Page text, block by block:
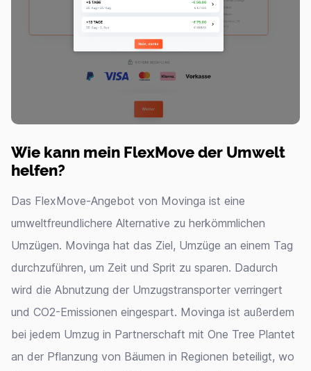
Wie kann mein FlexMove der Umwelt
helfen?
Das FlexMove-Angebot von Movinga ist eine
umweltfreundlichere Alternative zu herkömmlichen
Umzügen. Movinga hat das Ziel, Umzüge an einem Tag
durchzuführen, um Zeit und Sprit zu sparen. Dadurch
wird die Abnutzung der Umzugstransporter verringert
und CO2-Emissionen eingespart. Movinga ist außerdem
bei jedem Umzug in Partnerschaft mit One Tree Plantet
an der Pflanzung von Bäumen in Regionen beteiligt, wo